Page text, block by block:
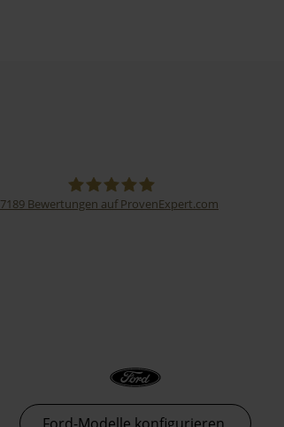
7189 Bewertungen auf ProvenExpert.com